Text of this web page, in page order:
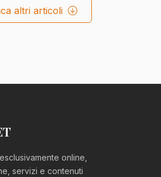
altri articoli
online,
servizi e contenuti